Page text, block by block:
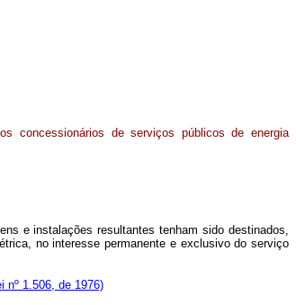
concessionários de serviços públicos de energia
e instalações resultantes tenham sido destinados,
no interesse permanente e exclusivo do serviço
nº 1.506, de 1976)